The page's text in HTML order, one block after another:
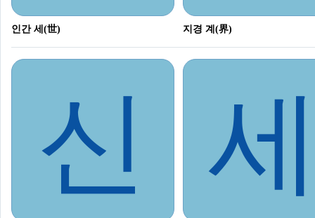
인간 세(世) 지경 계(界)
신